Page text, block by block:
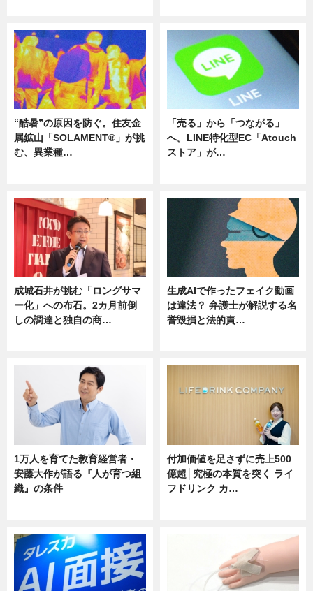
“酷暑”の原因を防ぐ。住友金
属鉱山「SOLAMENT®」が挑
む、異業種…
「売る」から「つながる」
へ。LINE特化型EC「Atouch
ストア」が…
成城石井が挑む「ロングサマ
ー化」への布石。2カ月前倒
しの調達と独自の商…
生成AIで作ったフェイク動画
は違法？ 弁護士が解説する名
誉毀損と法的責…
1万人を育てた教育経営者・
安藤大作が語る『人が育つ組
織』の条件
付加価値を足さずに売上500
億超│究極の本質を突く ライ
フドリンク カ…